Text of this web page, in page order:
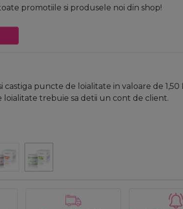
promotiile si produsele noi din shop!
castiga puncte de loialitate in valoare de 1,50
trebuie sa detii un cont de client.